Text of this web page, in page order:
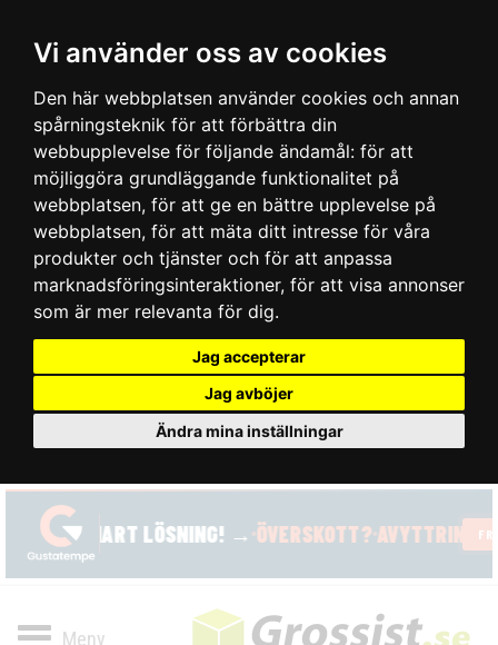
Vi använder oss av cookies
Den här webbplatsen använder cookies och annan
spårningsteknik för att förbättra din
webbupplevelse för följande ändamål: för att
möjliggöra grundläggande funktionalitet på
webbplatsen, för att ge en bättre upplevelse på
webbplatsen, för att mäta ditt intresse för våra
produkter och tjänster och för att anpassa
marknadsföringsinteraktioner, för att visa annonser
som är mer relevanta för dig.
Jag accepterar
Jag avböjer
Ändra mina inställningar
Toggle